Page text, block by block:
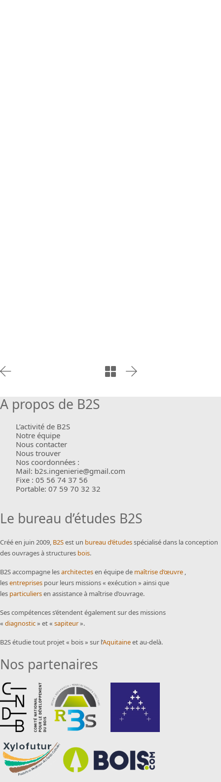
A propos de B2S
L’activité de B2S
Notre équipe
Nous contacter
Nous trouver
Nos coordonnées :
Mail: b2s.ingenierie@gmail.com
Fixe : 05 56 74 37 56
Portable: 07 59 70 32 32
Le bureau d’études B2S
Créé en juin 2009, B2Sest un bureau d’étudesspécialisé dans la conception
des ouvrages à structures bois.
B2S accompagne lesarchitectesen équipe de maîtrise d’œuvre ,
lesentreprises pour leurs missions « exécution » ainsi que
les particuliersen assistance à maîtrise d’ouvrage.
Ses compétences s’étendent également sur des missions
« diagnostic» et « sapiteur».
B2S étudie tout projet « bois » sur l’Aquitaineet au-delà.
Nos partenaires